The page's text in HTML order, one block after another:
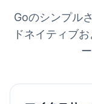
Goのシンプル
ドネイティブ